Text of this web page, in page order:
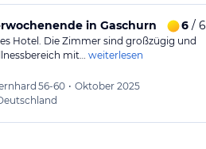
in Gaschurn 6/ 6
Hotel. Die Zimmer sind großzügig und
mit… weiterlesen
56-60 • Oktober 2025